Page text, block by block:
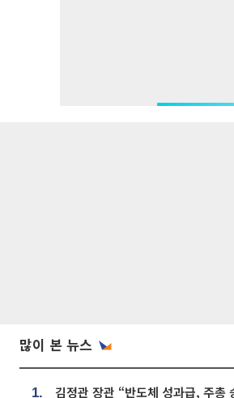
많이 본 뉴스
1.